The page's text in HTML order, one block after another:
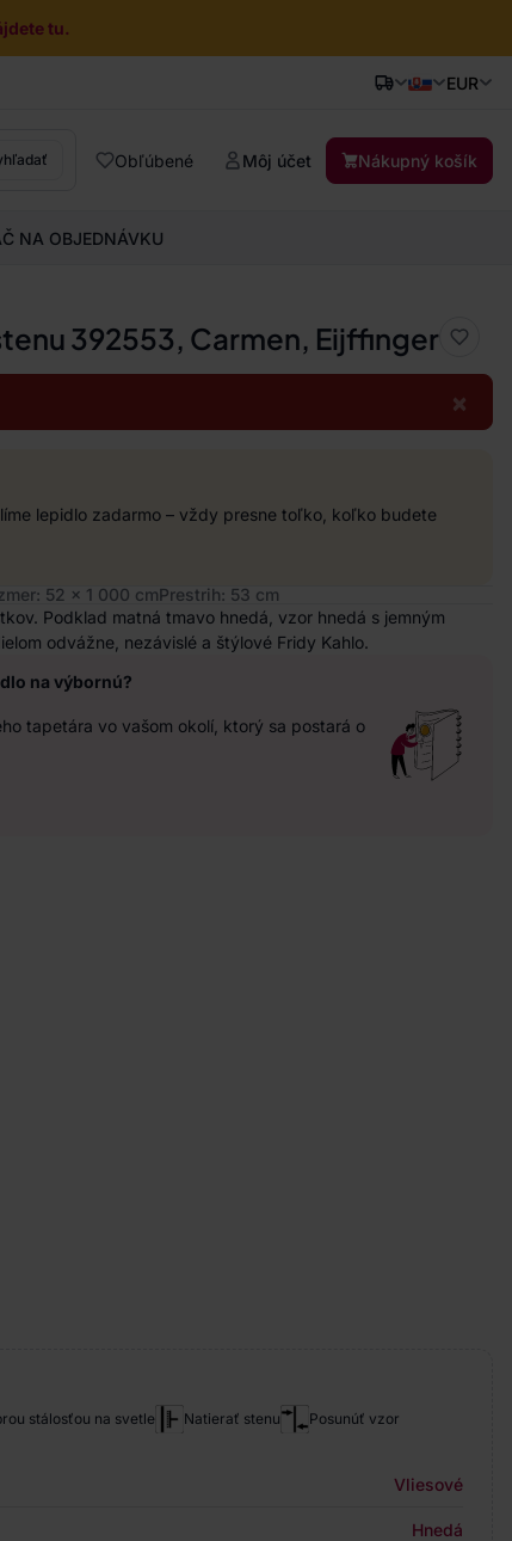
tu.
EUR
Obľúbené Môj účet Nákupný košík
NA OBJEDNÁVKU
392553, Carmen, Eijffinger
×
lepidlo zadarmo – vždy presne toľko, koľko budete
52 x 1 000 cmPrestrih: 53 cm
Podklad matná tmavo hnedá, vzor hnedá s jemným
odvážne, nezávislé a štýlové Fridy Kahlo.
na výbornú?
tapetára vo vašom okolí, ktorý sa postará o
stálosťou na svetle Natierať stenu
Posunúť vzor
Vliesové
Hnedá